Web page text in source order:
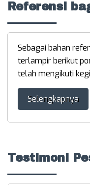
Referensi
Sebagai bahan
terlampir berikut
telah mengikuti
Selengkapnya
Testimoni